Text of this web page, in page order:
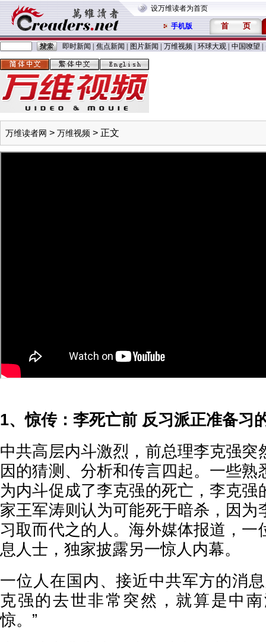
设万维读者为首页
手机版 首 页
即时新闻 焦点新闻 图片新闻 万维视频 环球大观 中国嘹望
万维读者网 > 万维视频 > 正文
1、惊传：李死亡前 反习派正准备习
中共高层内斗激烈，前总理李克强突
因的猜测、分析和传言四起。一些熟
为内斗促成了李克强的死亡，李克强
家王军涛则认为可能死于暗杀，因为
习取而代之的人。海外媒体报道，一
息人士，独家披露另一惊人内幕。
一位人在国内、接近中共军方的消
克强的去世非常突然，就算是中
惊。”